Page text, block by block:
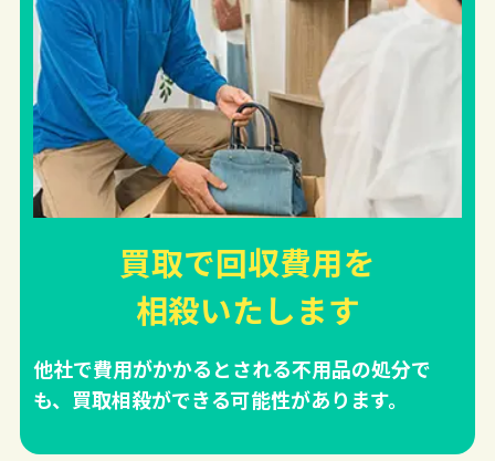
買取で回収費用を
相殺いたします
他社で費用がかかるとされる不用品の処分で
も、買取相殺ができる可能性があります。